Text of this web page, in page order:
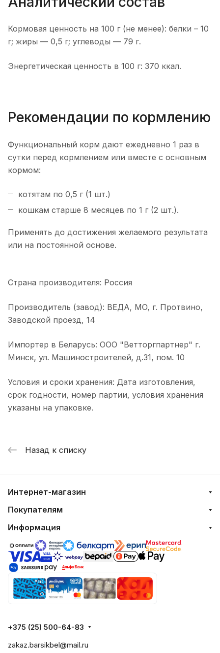
Кормовая ценность на 100 г (не менее): белки – 10
г; жиры — 0,5 г; углеводы — 79 г.
Энергетическая ценность в 100 г: 370 ккал.
Рекомендации по кормлению
Функциональный корм дают ежедневно 1 раз в
сутки перед кормлением или вместе с основным
кормом:
котятам по 0,5 г (1 шт.)
кошкам старше 8 месяцев по 1 г (2 шт.).
Применять до достижения желаемого результата
или на постоянной основе.
Страна производителя: Россия
Производитель (завод): ВЕДА, МO, г. Протвино,
Заводской проезд, 14
Импортер в Беларусь: ООО "Ветторгпартнер" г.
Минск, ул. Машиностроителей, д.31, пом. 10
Условия и сроки хранения: Дата изготовления,
срок годности, номер партии, условия хранения
указаны на упаковке.
Назад к списку
Интернет-магазин
Покупателям
Информация
+375 (25) 500-64-83
zakaz.barsikbel@mail.ru